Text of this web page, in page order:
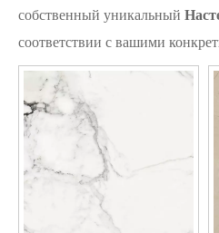
собственный уникальный
соответствии с вашими